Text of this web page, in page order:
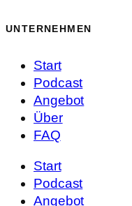
UNTERNEHMEN
Start
Podcast
Angebot
Über
FAQ
Start
Podcast
Angebot